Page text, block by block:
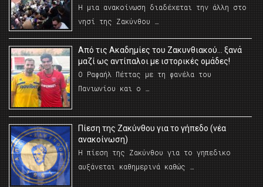
Η μια ανακοίνωση διαδέχεται την άλλη στο
νησί της Ζακύνθου …
Από τις Ακαδημίες του Ζακυνθιακού… ξανά
μαζί ως αντίπαλοι με ιστορικές ομάδες!
Ο Ραφαήλ Πέττας με τη φανέλα του
Πανιωνίου και ο …
Πίεση της Ζακύνθου για το γήπεδο (νέα
ανακοίνωση)
Η πίεση της Ζακύνθου για το γηπεδικο
αυξάνεται καθημερινά καθώς …